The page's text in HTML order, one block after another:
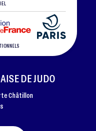
DE JUDO
Châtillon